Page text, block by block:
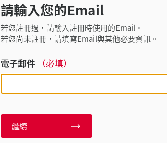
請輸入您的Email
若您註冊過，請輸入註冊時使用的Email。
若您尚未註冊，請填寫Email與其他必要資訊。
電子郵件 （必填）
繼續